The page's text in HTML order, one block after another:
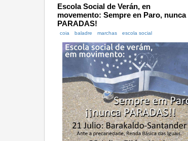
Escola Social de Verán, en
movemento: Sempre en Paro, nunca
PARADAS!
coia baladre marchas escola social